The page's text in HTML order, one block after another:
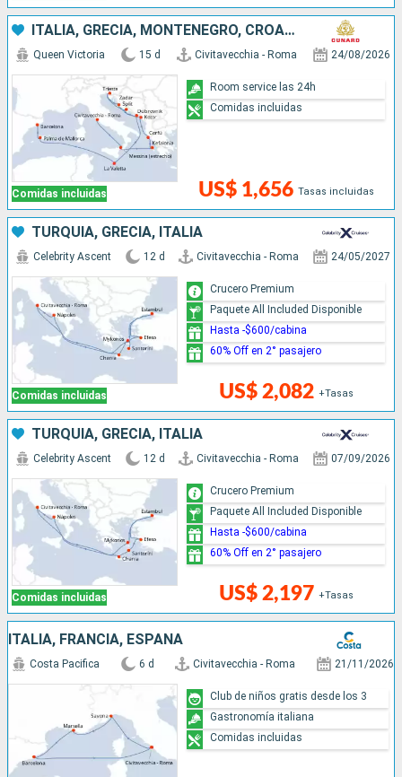
ITALIA, GRECIA, MONTENEGRO, CROACIA, MALTA, ESPAÑA
Comidas incluidas
Queen Victoria 15 d Civitavecchia - Roma 24/08/2026
US$ 1,656 Tasas incluidas
Room service las 24h
Comidas incluidas
TURQUÍA, GRECIA, ITALIA
Comidas incluidas
Celebrity Ascent 12 d Civitavecchia - Roma 24/05/2027
US$ 2,082 +Tasas
Crucero Premium
Paquete All Included Disponible
Hasta -$600/cabina
60% Off en 2° pasajero
TURQUÍA, GRECIA, ITALIA
Comidas incluidas
Celebrity Ascent 12 d Civitavecchia - Roma 07/09/2026
US$ 2,197 +Tasas
Crucero Premium
Paquete All Included Disponible
Hasta -$600/cabina
60% Off en 2° pasajero
ITALIA, FRANCIA, ESPAÑA
Costa Pacifica 6 d Civitavecchia - Roma 21/11/2026
Club de niños gratis desde los 3
Gastronomía italiana
Comidas incluidas